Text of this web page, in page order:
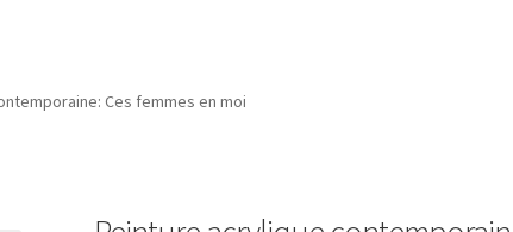
Ces femmes en moi